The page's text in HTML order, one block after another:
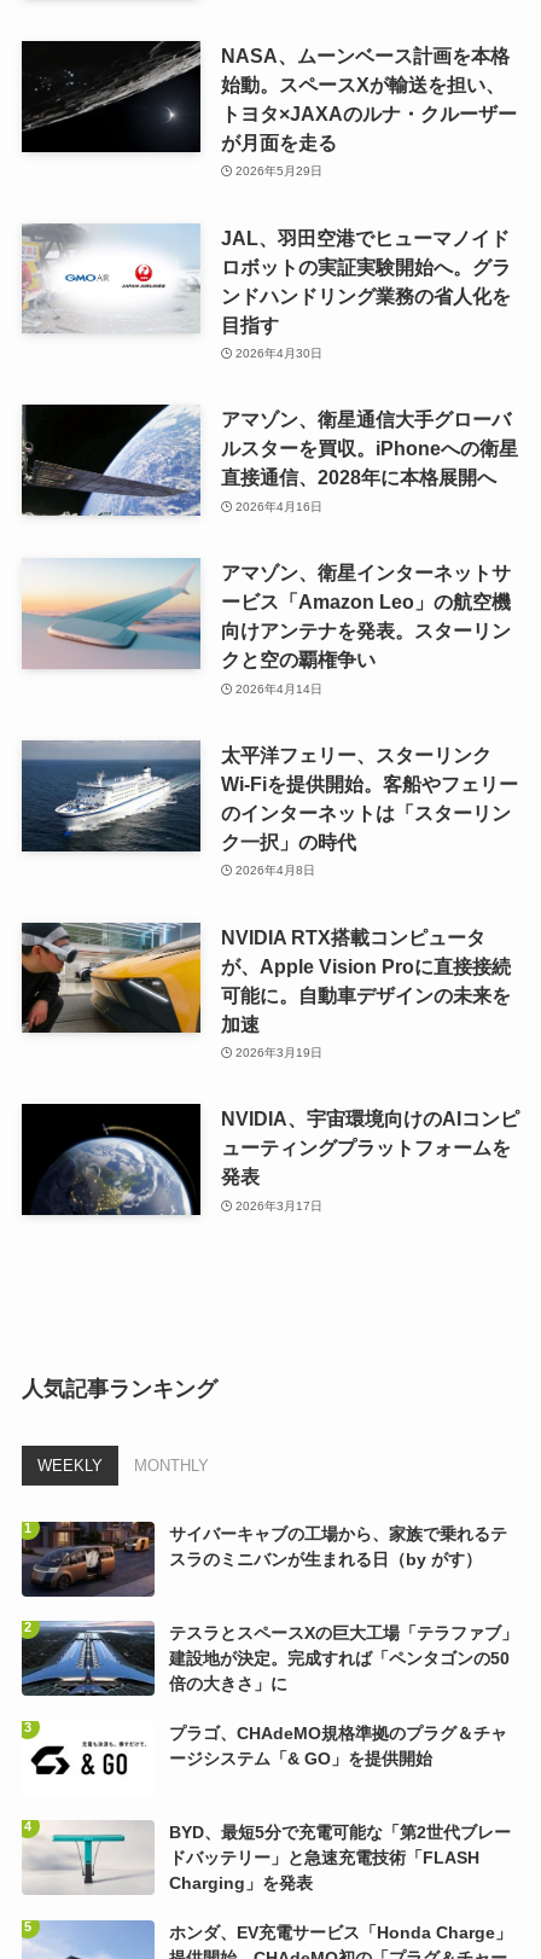
NASA、ムーンベース計画を本格
始動。スペースXが輸送を担い、
トヨタ×JAXAのルナ・クルーザー
が月面を走る
2026年5月29日
JAL、羽田空港でヒューマノイド
ロボットの実証実験開始へ。グラ
ンドハンドリング業務の省人化を
目指す
2026年4月30日
アマゾン、衛星通信大手グローバ
ルスターを買収。iPhoneへの衛星
直接通信、2028年に本格展開へ
2026年4月16日
アマゾン、衛星インターネットサ
ービス「Amazon Leo」の航空機
向けアンテナを発表。スターリン
クと空の覇権争い
2026年4月14日
太平洋フェリー、スターリンク
Wi-Fiを提供開始。客船やフェリー
のインターネットは「スターリン
ク一択」の時代
2026年4月8日
NVIDIA RTX搭載コンピュータ
が、Apple Vision Proに直接接続
可能に。自動車デザインの未来を
加速
2026年3月19日
NVIDIA、宇宙環境向けのAIコンピ
ューティングプラットフォームを
発表
2026年3月17日
人気記事ランキング
WEEKLY MONTHLY
サイバーキャブの工場から、家族で乗れるテ
スラのミニバンが生まれる日（by がす）
テスラとスペースXの巨大工場「テラファブ」
建設地が決定。完成すれば「ペンタゴンの50
倍の大きさ」に
プラゴ、CHAdeMO規格準拠のプラグ＆チャ
ージシステム「& GO」を提供開始
BYD、最短5分で充電可能な「第2世代ブレー
ドバッテリー」と急速充電技術「FLASH
Charging」を発表
ホンダ、EV充電サービス「Honda Charge」